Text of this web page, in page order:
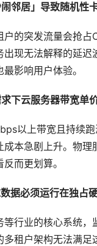
邻居」导致随机性
户的突发流量会抢占
出现无法解释的延迟
影响用户体验。
下云服务器带宽单
以上带宽且持续
成本急剧上升。物理
而更划算。
据必须运行在独占
等行业的核心系统，
租户架构无法满足